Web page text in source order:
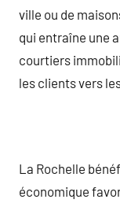
ville ou de
qui entraîne une
courtiers
les clients vers
La Rochelle
économique